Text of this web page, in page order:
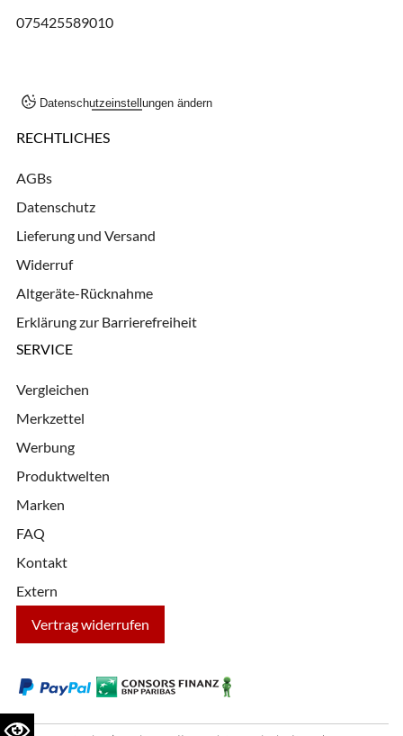
075425589010
Datenschutzeinstellungen ändern
RECHTLICHES
AGBs
Datenschutz
Lieferung und Versand
Widerruf
Altgeräte-Rücknahme
Erklärung zur Barrierefreiheit
SERVICE
Vergleichen
Merkzettel
Werbung
Produktwelten
Marken
FAQ
Kontakt
Extern
Vertrag widerrufen